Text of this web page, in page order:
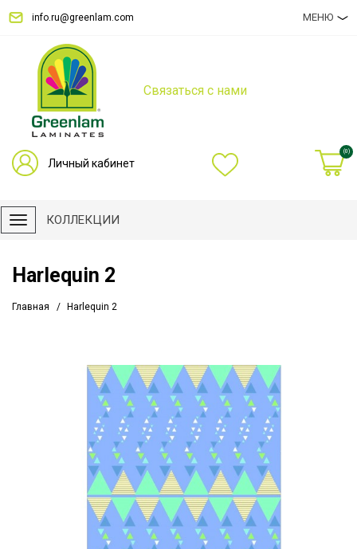
info.ru@greenlam.com МЕНЮ
Связаться с нами
Личный кабинет
(0)
КОЛЛЕКЦИИ
Harlequin 2
Главная Harlequin 2